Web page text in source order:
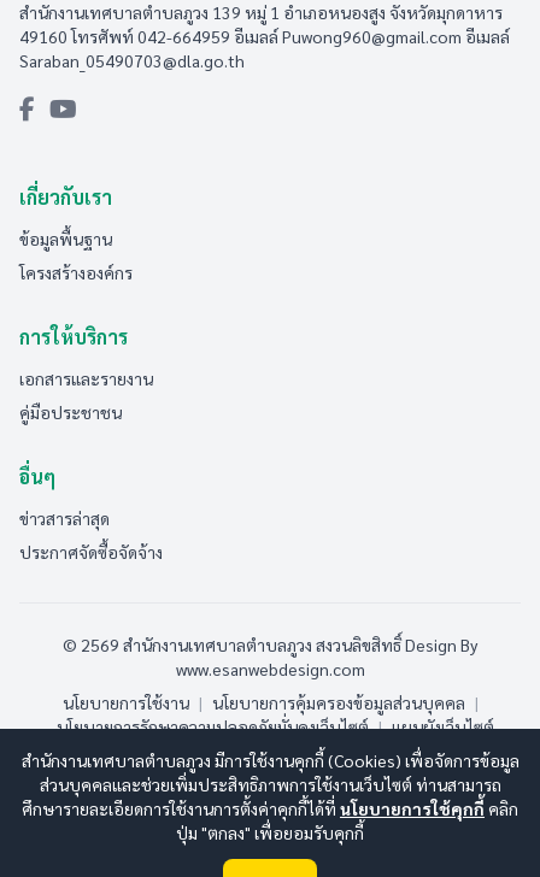
สำนักงานเทศบาลตำบลภูวง 139 หมู่ 1 อำเภอหนองสูง จังหวัดมุกดาหาร
49160 โทรศัพท์ 042-664959 อีเมลล์Puwong960@gmail.com อีเมลล์
Saraban_05490703@dla.go.th
เกี่ยวกับเรา
ข้อมูลพื้นฐาน
โครงสร้างองค์กร
การให้บริการ
เอกสารและรายงาน
คู่มือประชาชน
อื่นๆ
ข่าวสารล่าสุด
ประกาศจัดซื้อจัดจ้าง
© 2569 สำนักงานเทศบาลตำบลภูวง สงวนลิขสิทธิ์Design By
www.esanwebdesign.com
นโยบายการใช้งาน | นโยบายการคุ้มครองข้อมูลส่วนบุคคล |
นโยบายการรักษาความปลอดภัยมั่นคงเว็บไซต์ | แผนผังเว็บไซต์
ออนไลน์:8 ทั้งหมด:188 (ดูสถิติทั้งหมด)
สำนักงานเทศบาลตำบลภูวง มีการใช้งานคุกกี้ (Cookies) เพื่อจัดการข้อมูล
ส่วนบุคคลและช่วยเพิ่มประสิทธิภาพการใช้งานเว็บไซต์ ท่านสามารถ
ศึกษารายละเอียดการใช้งานการตั้งค่าคุกกี้ได้ที่ นโยบายการใช้คุกกี้ คลิก
ปุ่ม "ตกลง" เพื่อยอมรับคุกกี้